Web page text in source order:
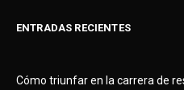
ENTRADAS RECIENTES
Cómo triunfar en la carrera de